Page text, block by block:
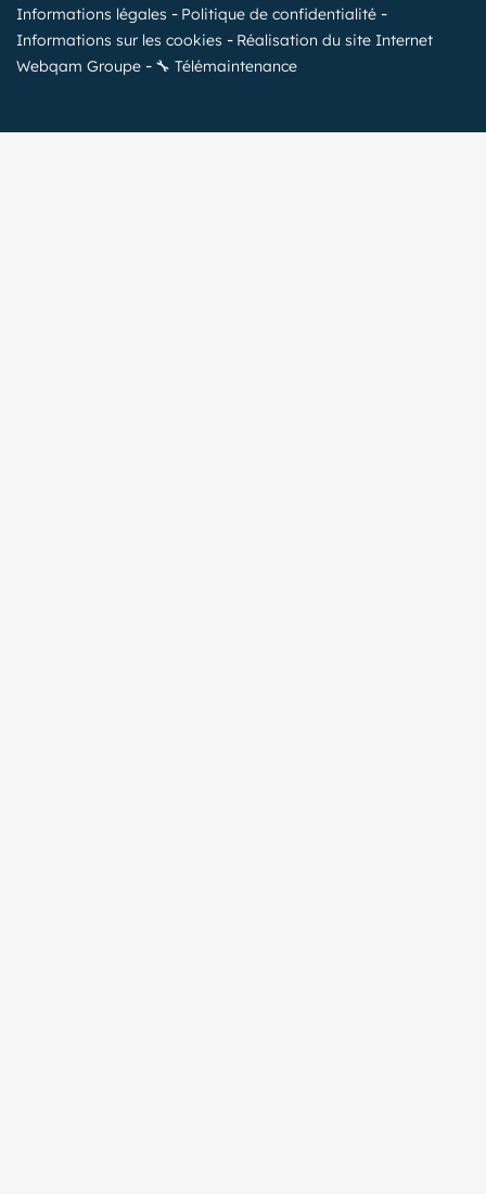
Informations légales
Politique de confidentialité
Informations sur les cookies
Réalisation du site Internet
Webqam Groupe
🔧 Télémaintenance